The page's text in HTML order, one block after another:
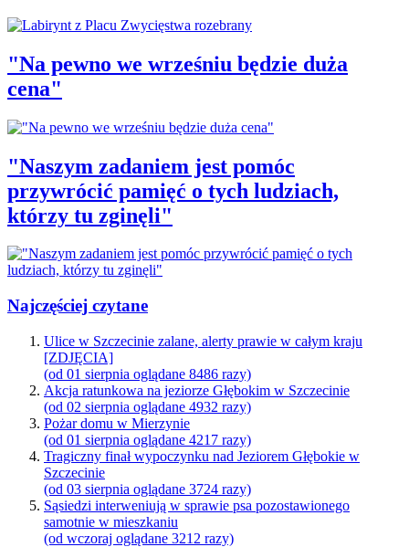
"Na pewno we wrześniu będzie duża
cena"
"Naszym zadaniem jest pomóc
przywrócić pamięć o tych ludziach,
którzy tu zginęli"
Najczęściej czytane
Ulice w Szczecinie zalane, alerty prawie w całym kraju
[ZDJĘCIA]
(od 01 sierpnia oglądane 8486 razy)
Akcja ratunkowa na jeziorze Głębokim w Szczecinie
(od 02 sierpnia oglądane 4932 razy)
Pożar domu w Mierzynie
(od 01 sierpnia oglądane 4217 razy)
Tragiczny finał wypoczynku nad Jeziorem Głębokie w
Szczecinie
(od 03 sierpnia oglądane 3724 razy)
Sąsiedzi interweniują w sprawie psa pozostawionego
samotnie w mieszkaniu
(od wczoraj oglądane 3212 razy)